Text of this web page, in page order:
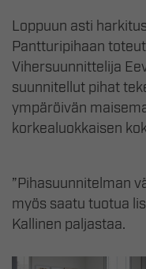
Loppuun asti
Pantturipihaan
Vihersuunnittelija
suunnitellut pihat
ympäröivän
korkealuokkaisen
”Pihasuunnitelman
myös saatu tuotua
Kallinen paljastaa.